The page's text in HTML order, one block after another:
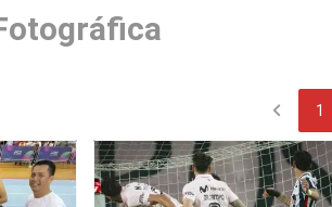
chevron_left 1